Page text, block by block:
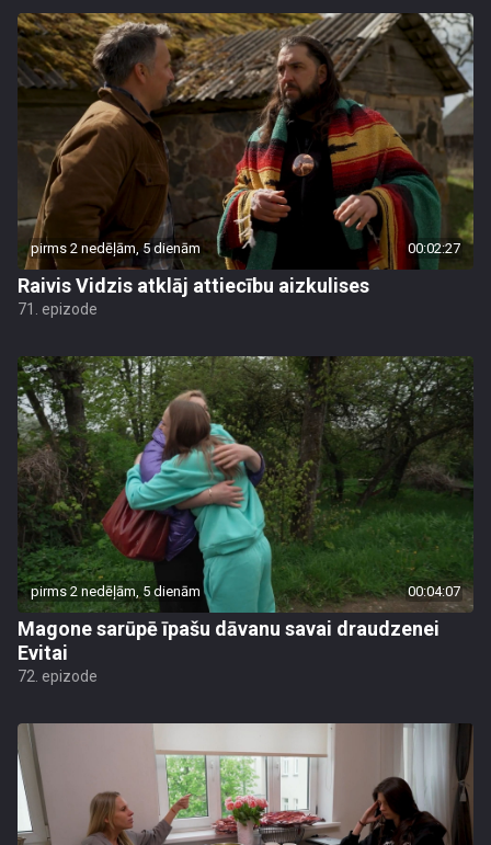
pirms 2 nedēļām, 5 dienām 00:02:27
Raivis Vidzis atklāj attiecību aizkulises
71. epizode
pirms 2 nedēļām, 5 dienām 00:04:07
Magone sarūpē īpašu dāvanu savai draudzenei
Evitai
72. epizode